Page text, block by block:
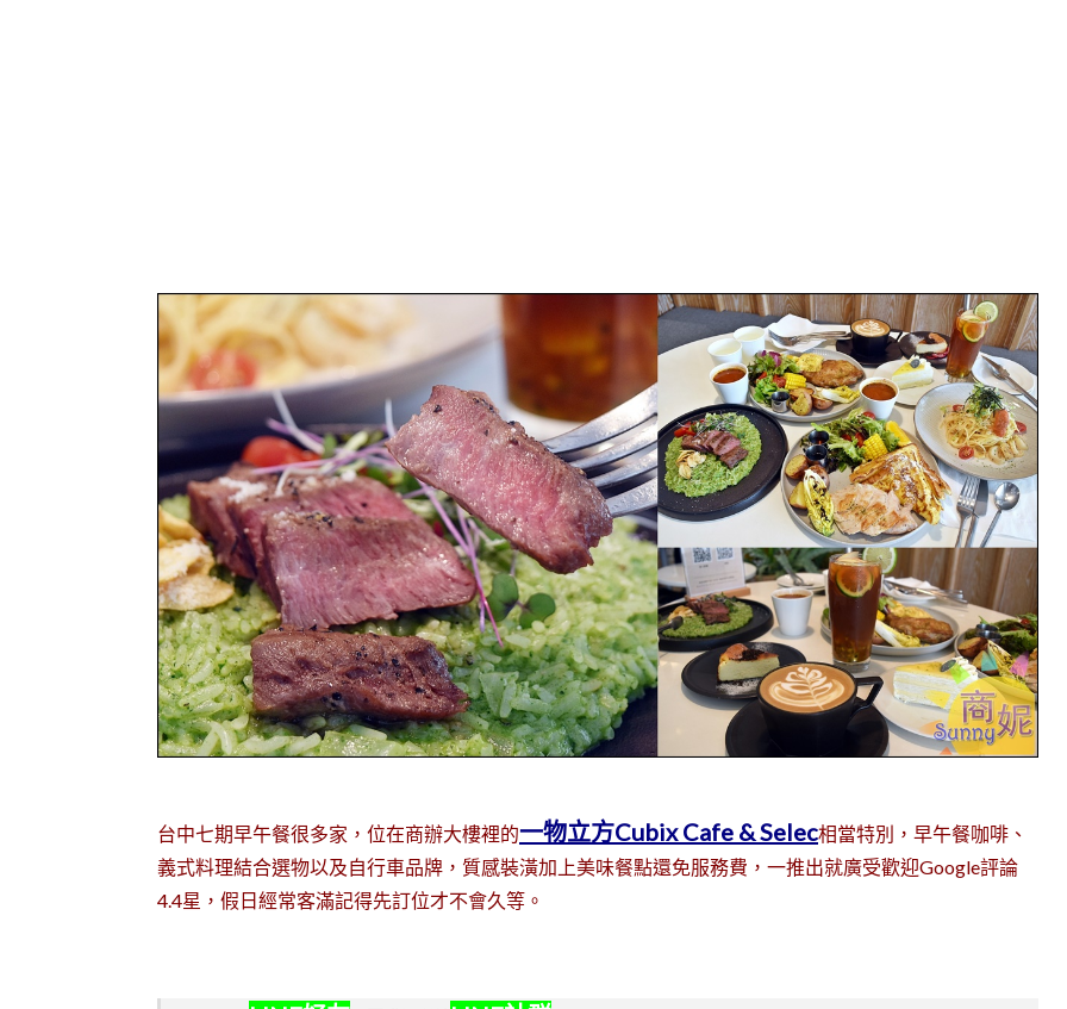
台中七期早午餐很多家，位在商辦大樓裡的一物立方Cubix Cafe & Selec相當特別，早午餐咖啡、
義式料理結合選物以及自行車品牌，質感裝潢加上美味餐點還免服務費，一推出就廣受歡迎Google評論
4.4星，假日經常客滿記得先訂位才不會久等。